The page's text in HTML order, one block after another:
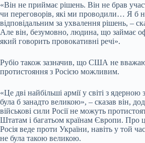
«Він не приймає рішень. Він не брав
чи переговорів, які ми проводили… Я б
відповідальним за ухвалення рішень, –
Але він, безумовно, людина, що займає
який говорить провокативні речі».
Рубіо також зазначив, що США не
протистояння з Росією можливим.
«Це дві найбільші армії у світі з ядерною
була б занадто великою», – сказав він,
військові сили Росії не можуть
Штатам і багатьом країнам Європи. Про
Росія веде проти України, навіть у той
не була такою великою.